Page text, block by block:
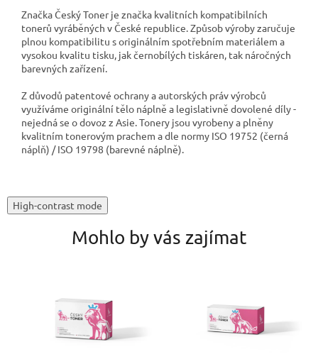
Značka Český Toner je značka kvalitních kompatibilních
tonerů vyráběných v České republice. Způsob výroby zaručuje
plnou kompatibilitu s originálním spotřebním materiálem a
vysokou kvalitu tisku, jak černobílých tiskáren, tak náročných
barevných zařízení.
Z důvodů patentové ochrany a autorských práv výrobců
využíváme originální tělo náplně a legislativně dovolené díly -
nejedná se o dovoz z Asie. Tonery jsou vyrobeny a plněny
kvalitním tonerovým prachem a dle normy ISO 19752 (černá
náplň) / ISO 19798 (barevné náplně).
High-contrast mode
Mohlo by vás zajímat